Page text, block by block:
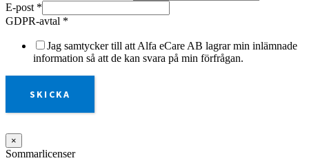
E-post *
GDPR-avtal *
Jag samtycker till att Alfa eCare AB lagrar min inlämnade
information så att de kan svara på min förfrågan.
SKICKA
×
Sommarlicenser